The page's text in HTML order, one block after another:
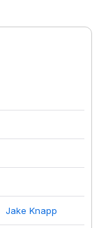
Jake Knapp